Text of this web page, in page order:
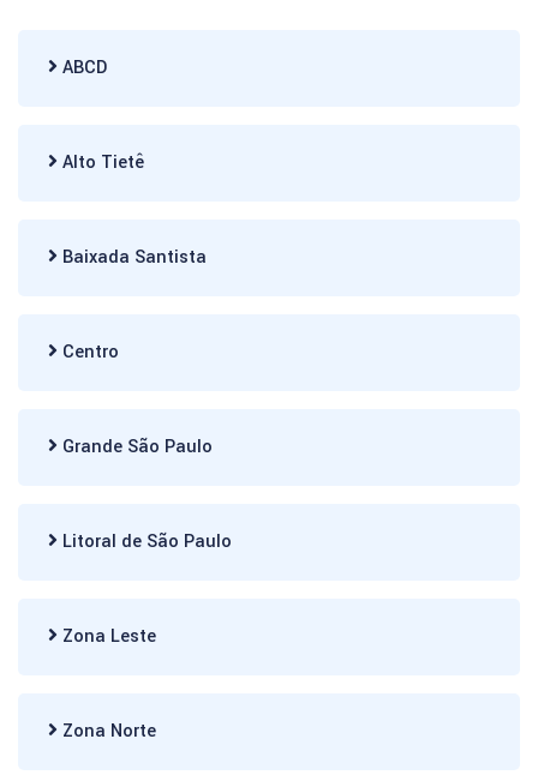
ABCD
Alto Tietê
Baixada Santista
Centro
Grande São Paulo
Litoral de São Paulo
Zona Leste
Zona Norte